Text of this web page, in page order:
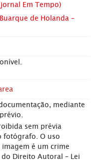
Em Tempo)
de Holanda –
mediante
sem prévia
fotógrafo. O uso
é um crime
Direito Autoral – Lei